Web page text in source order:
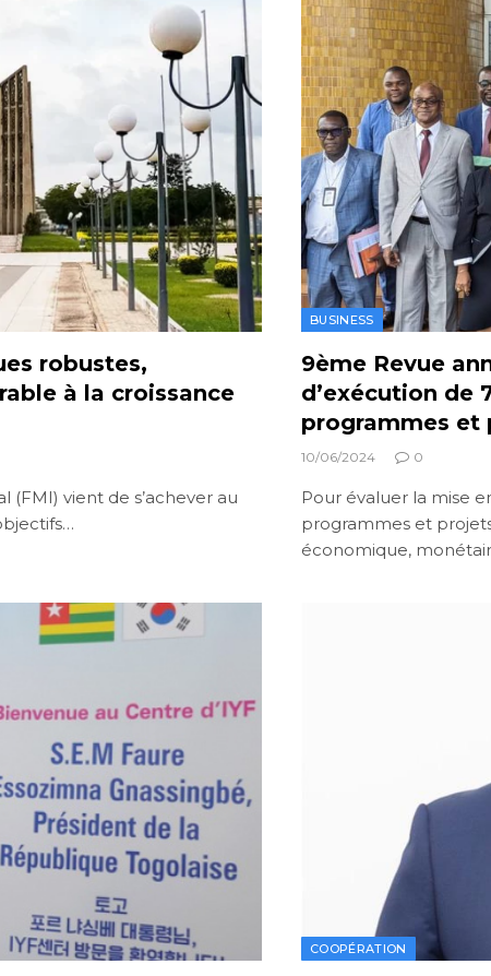
robustes,
à la croissance
vient de s’achever au
BUSINESS
9ème Revue
d’exécution de
programmes et
10/06/2024 0
Pour évaluer la mise
programmes et
économique,
COOPÉRATION